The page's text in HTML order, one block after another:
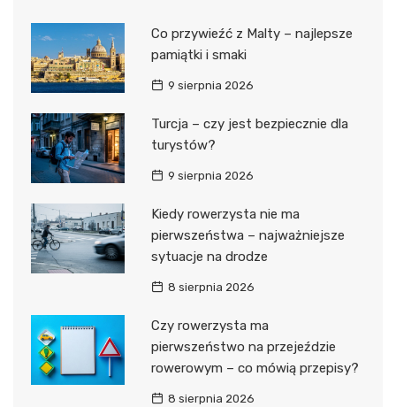
Co przywieźć z Malty – najlepsze
pamiątki i smaki
9 sierpnia 2026
Turcja – czy jest bezpiecznie dla
turystów?
9 sierpnia 2026
Kiedy rowerzysta nie ma
pierwszeństwa – najważniejsze
sytuacje na drodze
8 sierpnia 2026
Czy rowerzysta ma
pierwszeństwo na przejeździe
rowerowym – co mówią przepisy?
8 sierpnia 2026